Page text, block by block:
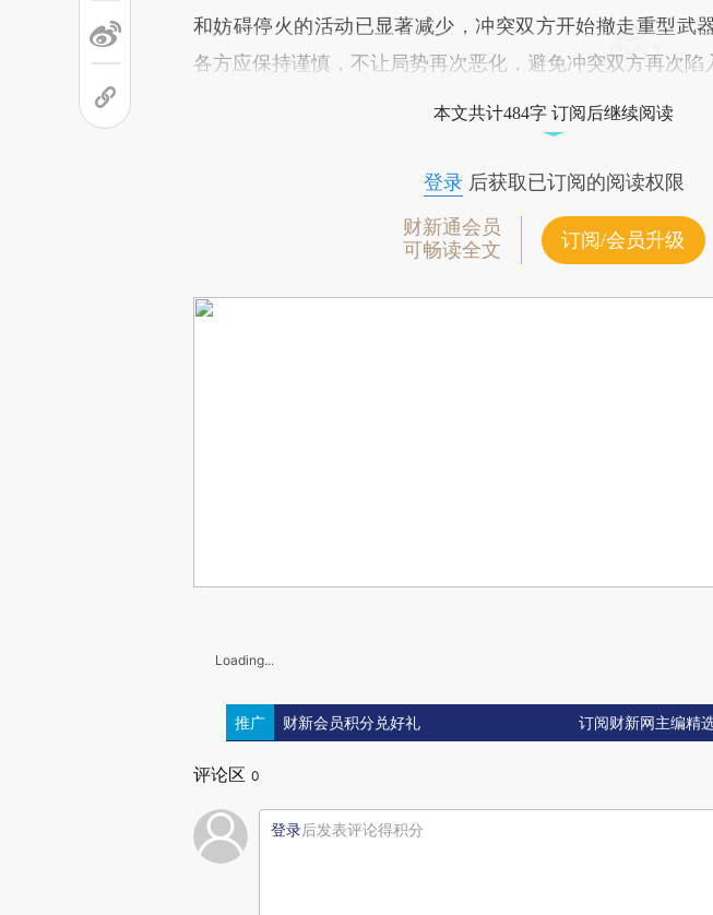
和妨碍停火的活动已显著减少，冲突双方开始撤走重型武器
各方应保持谨慎，不让局势再次恶化，避免冲突双方再次陷
本文共计484字 订阅后继续阅读
登录后获取已订阅的阅读权限
财新通会员
可畅读全文
订阅/会员升级
Loading...
推广 财新会员积分兑好礼 订阅财新网主编精
评论区 0
登录后发表评论得积分